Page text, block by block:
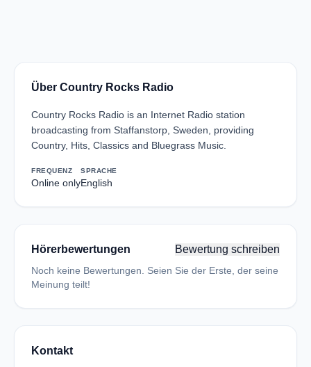
Über Country Rocks Radio
Country Rocks Radio is an Internet Radio station
broadcasting from Staffanstorp, Sweden, providing
Country, Hits, Classics and Bluegrass Music.
FREQUENZ
Online only
SPRACHE
English
Hörerbewertungen Bewertung schreiben
Noch keine Bewertungen. Seien Sie der Erste, der seine
Meinung teilt!
Kontakt